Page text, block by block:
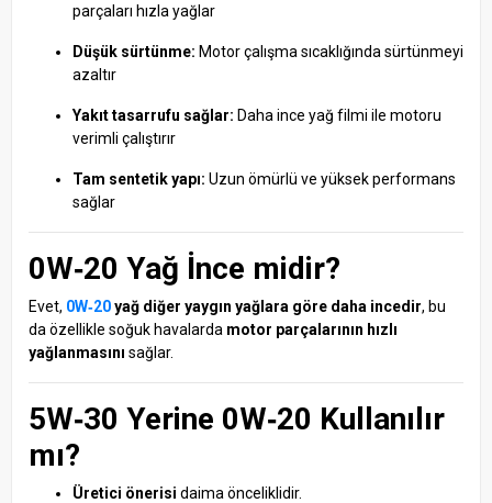
parçaları hızla yağlar
Düşük sürtünme: Motor çalışma sıcaklığında sürtünmeyi
azaltır
Yakıt tasarrufu sağlar: Daha ince yağ filmi ile motoru
verimli çalıştırır
Tam sentetik yapı: Uzun ömürlü ve yüksek performans
sağlar
0W‑20 Yağ İnce midir?
Evet, 0W‑20yağ diğer yaygın yağlara göre daha incedir, bu
da özellikle soğuk havalarda motor parçalarının hızlı
yağlanmasını sağlar.
5W‑30 Yerine 0W‑20 Kullanılır
mı?
Üretici önerisi daima önceliklidir.